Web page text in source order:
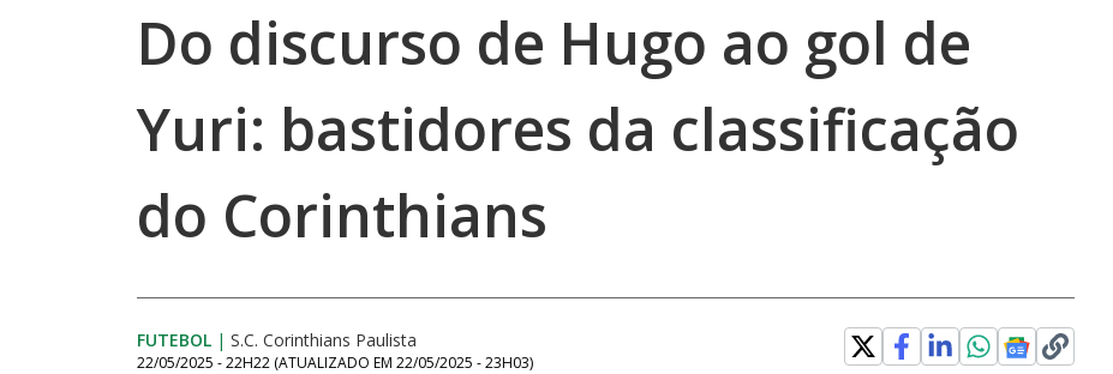
Do discurso de Hugo ao gol de
Yuri: bastidores da classificação
do Corinthians
FUTEBOL | S.C. Corinthians Paulista
22/05/2025 - 22H22 (ATUALIZADO EM 22/05/2025 - 23H03)